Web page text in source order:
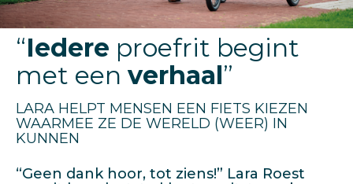
“Iedere proefrit begint
met een​​​​​​​ verhaal”
LARA HELPT MENSEN EEN FIETS KIEZEN
WAARMEE ZE DE WERELD (WEER) IN
KUNNEN
“Geen dank hoor, tot ziens!” Lara Roest